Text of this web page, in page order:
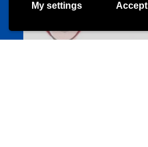
My settings Accept